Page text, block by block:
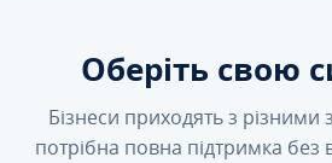
Оберіть свою
Бізнеси приходять з
потрібна повна підтримка без